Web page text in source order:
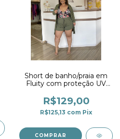
Short de banho/praia em
Fluity com proteção UV
R$129,00
R$125,13 com Pix
COMPRAR